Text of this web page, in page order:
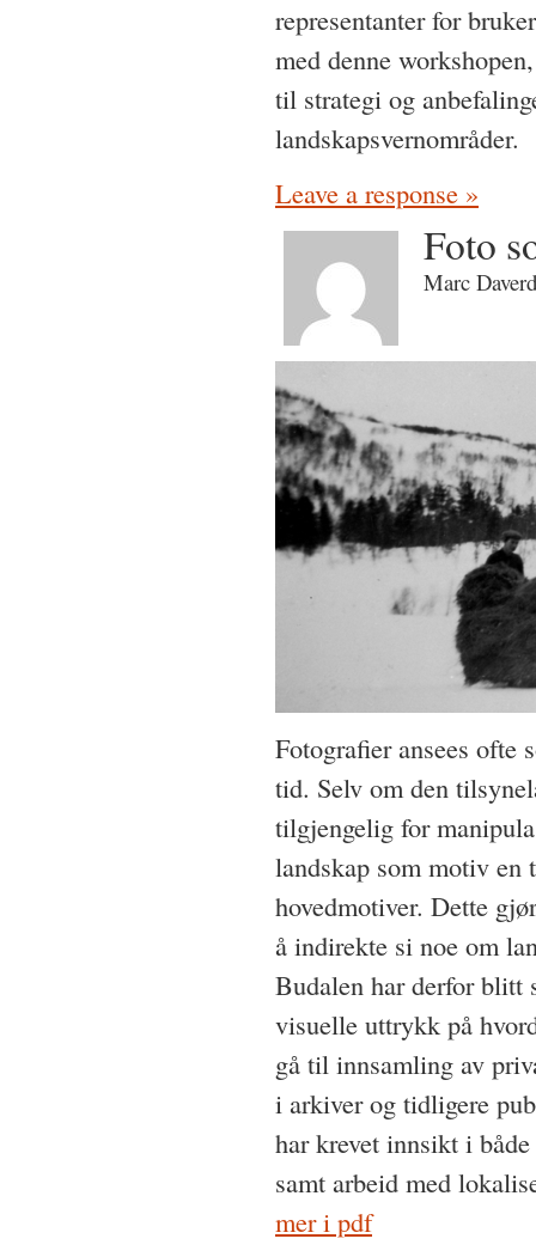
representanter for
med denne
til strategi og
landskapsvernområder.
Leave a response »
Foto
Marc
Fotografier ansees
tid. Selv om den
tilgjengelig for
landskap som motiv en
hovedmotiver. Dette
å indirekte si noe om
Budalen har derfor blitt
visuelle uttrykk på
gå til innsamling av
i arkiver og tidligere
har krevet innsikt i
samt arbeid med
mer i pdf